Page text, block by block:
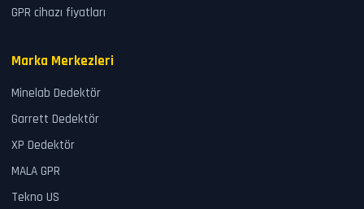
GPR cihazı fiyatları
Marka Merkezleri
Minelab Dedektör
Garrett Dedektör
XP Dedektör
MALA GPR
Tekno US